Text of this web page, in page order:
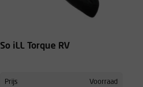
So iLL Torque RV
Prijs Voorraad